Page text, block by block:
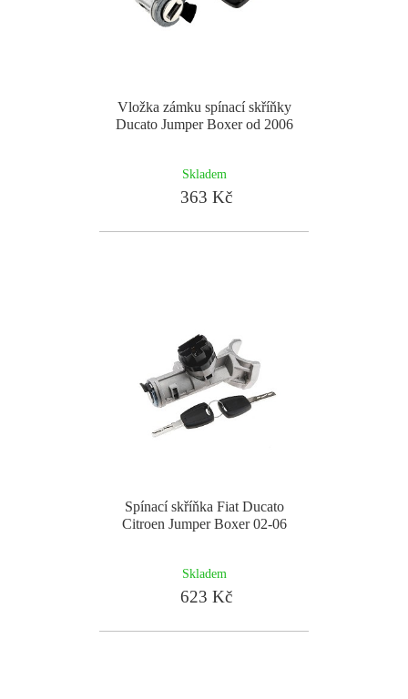
Vložka zámku spínací skříňky
Ducato Jumper Boxer od 2006
Skladem
363 Kč
Spínací skříňka Fiat Ducato
Citroen Jumper Boxer 02-06
Skladem
623 Kč